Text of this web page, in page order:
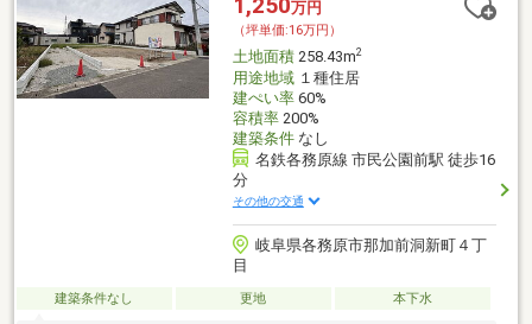
1,250万円
（坪単価:16万円）
土地面積258.43m2
用途地域１種住居
建ぺい率60%
容積率200%
建築条件なし
名鉄各務原線 市民公園前駅 徒歩16
分
その他の交通
岐阜県各務原市那加前洞新町４丁
目
建築条件なし 更地 本下水